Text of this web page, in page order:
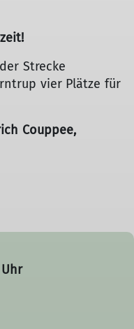
Strecke
vier Plätze für
Couppee,
Uhr